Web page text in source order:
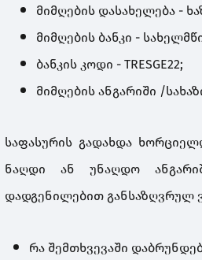
მიმღების დასახელება -
მიმღების ბანკი -
ბანკის კოდი - TRESGE22;
მიმღების ანგარიში /
საფასურის გადახდა
ნაღდი ან უნაღდო
დადგენილებით განსაზღვრულ
რა შემთხვევაში